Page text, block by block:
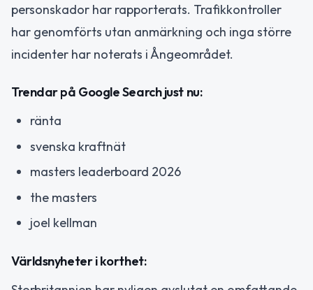
personskador har rapporterats. Trafikkontroller
har genomförts utan anmärkning och inga större
incidenter har noterats i Ångeområdet.
Trendar på Google Search just nu:
ränta
svenska kraftnät
masters leaderboard 2026
the masters
joel kellman
Världsnyheter i korthet: